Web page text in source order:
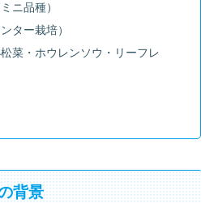
ニ品種）
ター栽培）
菜・ホウレンソウ・リーフレ
背景